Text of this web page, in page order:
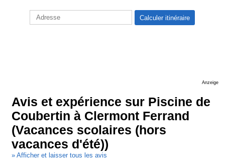
Anzeige
Avis et expérience sur Piscine de
Coubertin à Clermont Ferrand
(Vacances scolaires (hors
vacances d'été))
» Afficher et laisser tous les avis